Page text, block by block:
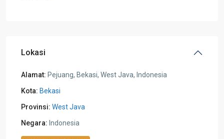
Lokasi
Alamat: Pejuang, Bekasi, West Java, Indonesia
Kota: Bekasi
Provinsi: West Java
Negara: Indonesia